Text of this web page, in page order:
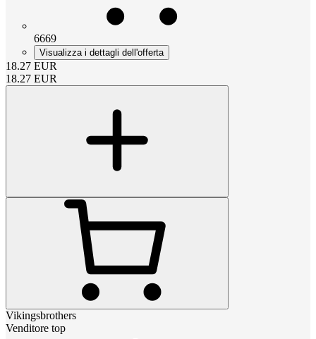
6669
Visualizza i dettagli dell'offerta
18.27 EUR
18.27 EUR
Vikingsbrothers
Venditore top